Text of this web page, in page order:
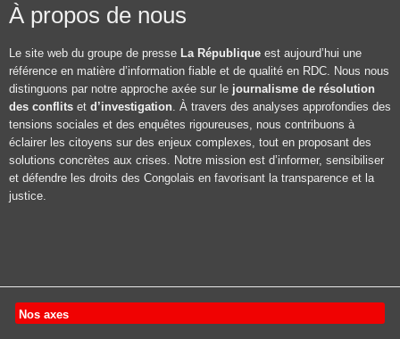
À propos de nous
Le site web du groupe de presse La République est aujourd’hui une
référence en matière d’information fiable et de qualité en RDC. Nous nous
distinguons par notre approche axée sur le journalisme de résolution
des conflits et d’investigation . À travers des analyses approfondies des
tensions sociales et des enquêtes rigoureuses, nous contribuons à
éclairer les citoyens sur des enjeux complexes, tout en proposant des
solutions concrètes aux crises. Notre mission est d’informer, sensibiliser
et défendre les droits des Congolais en favorisant la transparence et la
justice.
Nos axes